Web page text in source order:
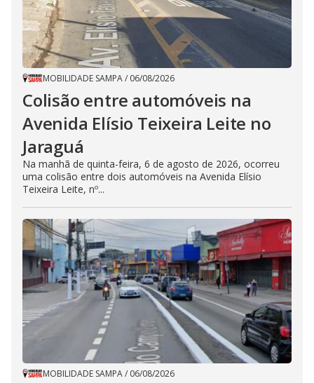
MOBILIDADE SAMPA/ 06/08/2026
Colisão entre automóveis na
Avenida Elísio Teixeira Leite no
Jaraguá
Na manhã de quinta-feira, 6 de agosto de 2026, ocorreu
uma colisão entre dois automóveis na Avenida Elísio
Teixeira Leite, nº...
MOBILIDADE SAMPA/ 06/08/2026